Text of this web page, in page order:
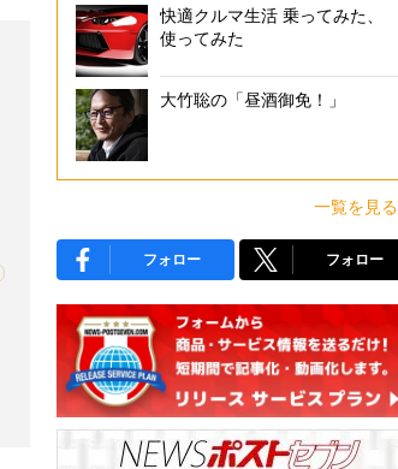
快適クルマ生活 乗ってみた、
使ってみた
大竹聡の「昼酒御免！」
一覧を見る
フォロー フォロー